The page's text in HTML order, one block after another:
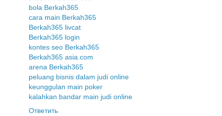
bola Berkah365
cara main Berkah365
Berkah365 livcat
Berkah365 login
kontes seo Berkah365
Berkah365 asia.com
arena Berkah365
peluang bisnis dalam judi online
keunggulan main poker
kalahkan bandar main judi online
Ответить